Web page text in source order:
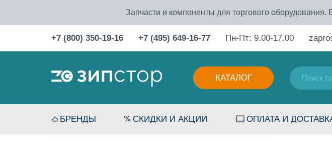
Запчасти и компоненты для торгового
+7 (800) 350-19-16 +7 (495) 649-16-77 Пн-Пт: 9.00-17.00
КАТАЛОГ
БРЕНДЫ СКИДКИ И АКЦИИ ОПЛАТА И